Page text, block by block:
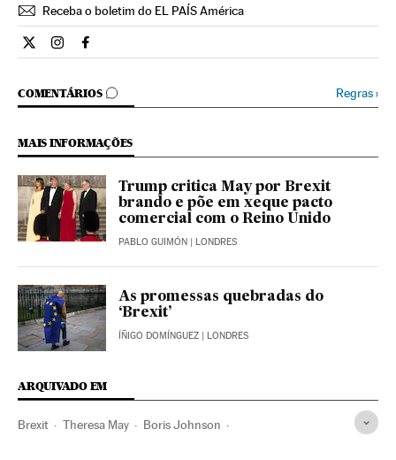
Receba o boletim do EL PAÍS América
Internacional El País Brasil en Twitter
Internacional El País Brasil en Instagram
Internacional El País Brasil en Facebook
COMENTÁRIOS
COMENTÁRIOS Regras›
MAIS INFORMAÇÕES
Trump critica May por Brexit
brando e põe em xeque pacto
comercial com o Reino Unido
PABLO GUIMÓN | LONDRES
As promessas quebradas do
‘Brexit’
ÍÑIGO DOMÍNGUEZ | LONDRES
ARQUIVADO EM
Brexit Theresa May Boris Johnson